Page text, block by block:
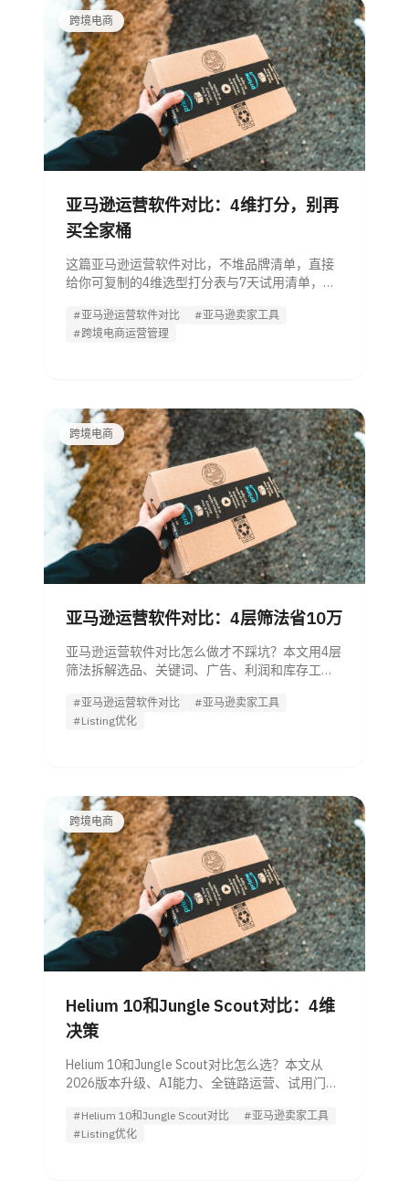
跨境电商
亚马逊运营软件对比：4维打分，别再
买全家桶
这篇亚马逊运营软件对比，不堆品牌清单，直接
给你可复制的4维选型打分表与7天试用清单，帮
策。
#亚马逊运营软件对比
#亚马逊卖家工具
#跨境电商运营管理
跨境电商
亚马逊运营软件对比：4层筛法省10万
亚马逊运营软件对比怎么做才不踩坑？本文用4层
筛法拆解选品、关键词、广告、利润和库存工具
间，帮助管理者更快做出采购决策。
#亚马逊运营软件对比
#亚马逊卖家工具
#Listing优化
跨境电商
Helium 10和Jungle Scout对比：4维
决策
Helium 10和Jungle Scout对比怎么选？本文从
2026版本升级、AI能力、全链路运营、试用门槛
策，并衔接Listing优化执行方案。
#Helium 10和Jungle Scout对比
#亚马逊卖家工具
#Listing优化